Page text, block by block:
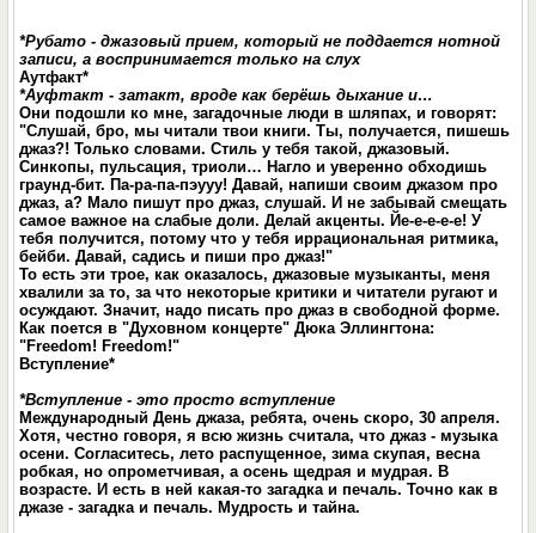
*Рубато - джазовый прием, который не поддается нотной
записи,а воспринимается только на слух
Аутфакт*
*Ауфтакт - затакт, вроде как берёшь дыхание и…
Они подошли ко мне, загадочные люди в шляпах, и говорят:
"Слушай, бро, мы читали твои книги. Ты, получается, пишешь
джаз?! Только словами. Стиль у тебя такой, джазовый.
Синкопы, пульсация, триоли… Нагло и уверенно обходишь
граунд-бит. Па-ра-па-пэууу! Давай, напиши своим джазом про
джаз, а? Мало пишут про джаз, слушай. И не забывай смещать
самое важное на слабые доли. Делай акценты. Йе-е-е-е-е! У
тебя получится, потому что у тебя иррациональная ритмика,
бейби. Давай, садись и пиши про джаз!"
То есть эти трое, как оказалось, джазовые музыканты, меня
хвалили за то, за что некоторые критики и читатели ругают и
осуждают. Значит, надо писать про джаз в свободной форме.
Как поется в "Духовном концерте" Дюка Эллингтона:
"Freedom! Freedom!"
Вступление*
*Вступление - это просто вступление
Международный День джаза, ребята, очень скоро, 30 апреля.
Хотя, честно говоря, я всю жизнь считала, что джаз - музыка
осени. Согласитесь, лето распущенное, зима скупая, весна
робкая, но опрометчивая, а осень щедрая и мудрая. В
возрасте. И есть в ней какая-то загадка и печаль. Точно как в
джазе - загадка и печаль. Мудрость и тайна.